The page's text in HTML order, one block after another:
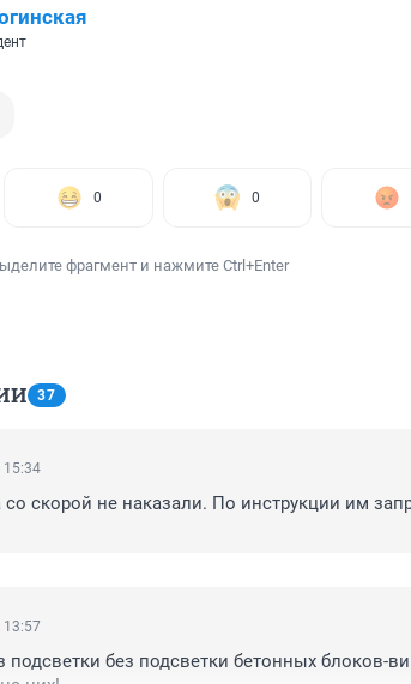
0 0
фрагмент и нажмите Ctrl+Enter
37
15:34
скорой не наказали. По инструкции им
13:57
подсветки без подсветки бетонных блоков-